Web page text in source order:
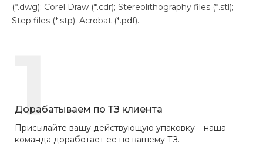
(*.dwg); Corel Draw (*.cdr); Stereolithography files (*.stl);
Step files (*.stp); Acrobat (*.pdf).
1
Дорабатываем по ТЗ клиента
Присылайте вашу действующую упаковку – наша
команда доработает ее по вашему ТЗ.